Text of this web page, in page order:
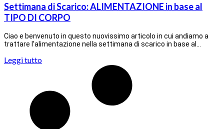
Settimana di Scarico: ALIMENTAZIONE in base al
TIPO DI CORPO
Ciao e benvenuto in questo nuovissimo articolo in cui andiamo a
trattare l’alimentazione nella settimana di scarico in base al…
Leggi tutto